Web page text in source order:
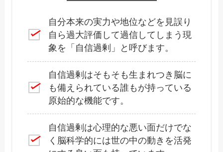
自分本来の実力や地位などを見誤り
自ら過大評価して過信してしまう現
象を「自信過剰」と呼びます。
自信過剰はそもそも生まれつき脳に
も備えられている誰もが持っている
原始的な機能です。
自信過剰は心理的な悪い面だけでな
く脳科学的には世の中の動きを活発